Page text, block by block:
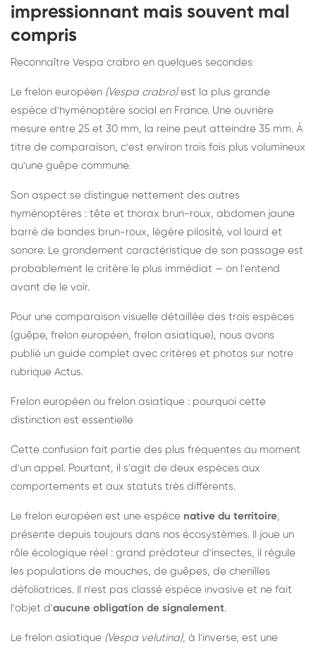
impressionnant mais souvent mal
compris
Reconnaître Vespa crabro en quelques secondes
Le frelon européen (Vespa crabro)est la plus grande
espèce d'hyménoptère social en France. Une ouvrière
mesure entre 25 et 30 mm, la reine peut atteindre 35 mm. À
titre de comparaison, c'est environ trois fois plus volumineux
qu'une guêpe commune.
Son aspect se distingue nettement des autres
hyménoptères : tête et thorax brun-roux, abdomen jaune
barré de bandes brun-roux, légère pilosité, vol lourd et
sonore. Le grondement caractéristique de son passage est
probablement le critère le plus immédiat — on l'entend
avant de le voir.
Pour une comparaison visuelle détaillée des trois espèces
(guêpe, frelon européen, frelon asiatique), nous avons
publié un guide complet avec critères et photos sur notre
rubrique Actus.
Frelon européen ou frelon asiatique : pourquoi cette
distinction est essentielle
Cette confusion fait partie des plus fréquentes au moment
d'un appel. Pourtant, il s'agit de deux espèces aux
comportements et aux statuts très différents.
Le frelon européen est une espèce native du territoire,
présente depuis toujours dans nos écosystèmes. Il joue un
rôle écologique réel : grand prédateur d'insectes, il régule
les populations de mouches, de guêpes, de chenilles
défoliatrices. Il n'est pas classé espèce invasive et ne fait
l'objet d'aucune obligation de signalement.
Le frelon asiatique (Vespa velutina), à l'inverse, est une